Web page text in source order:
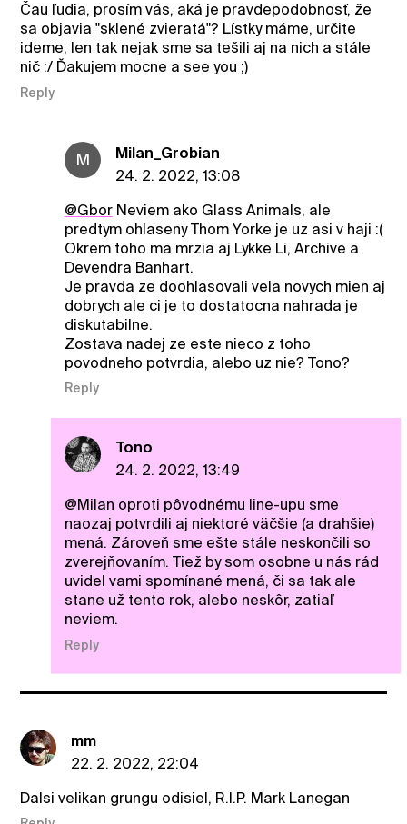
Čau ľudia, prosím vás, aká je pravdepodobnosť, že
sa objavia "sklené zvieratá"? Lístky máme, určite
ideme, len tak nejak sme sa tešili aj na nich a stále
nič :/ Ďakujem mocne a see you ;)
Reply
M
Milan_Grobian
24. 2. 2022, 13:08
@GborNeviem ako Glass Animals, ale
predtym ohlaseny Thom Yorke je uz asi v haji :(
Okrem toho ma mrzia aj Lykke Li, Archive a
Devendra Banhart.
Je pravda ze doohlasovali vela novych mien aj
dobrych ale ci je to dostatocna nahrada je
diskutabilne.
Zostava nadej ze este nieco z toho
povodneho potvrdia, alebo uz nie? Tono?
Reply
Tono
24. 2. 2022, 13:49
@Milan oproti pôvodnému line-upu sme
naozaj potvrdili aj niektoré väčšie (a drahšie)
mená. Zároveň sme ešte stále neskončili so
zverejňovaním. Tiež by som osobne u nás rád
uvidel vami spomínané mená, či sa tak ale
stane už tento rok, alebo neskôr, zatiaľ
neviem.
Reply
mm
22. 2. 2022, 22:04
Dalsi velikan grungu odisiel, R.I.P. Mark Lanegan